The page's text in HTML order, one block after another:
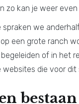
zo kan je weer
spraken we
een grote ranch
of in het
websites die voor